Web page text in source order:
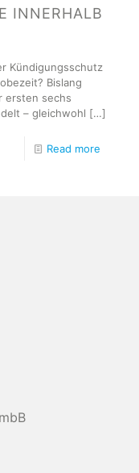
INNERHALB
Kündigungsschutz
Bislang
ersten sechs
– gleichwohl […]
Read more